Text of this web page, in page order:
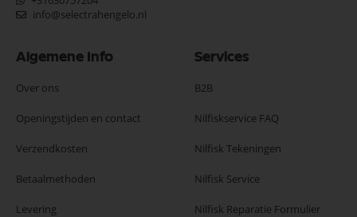
info@selectrahengelo.nl
Algemene Info
Over ons
Openingstijden en contact
Verzendkosten
Betaalmethoden
Levering
Services
B2B
Nilfiskservice FAQ
Nilfisk Tekeningen
Nilfisk Service
Nilfisk Reparatie Formulier